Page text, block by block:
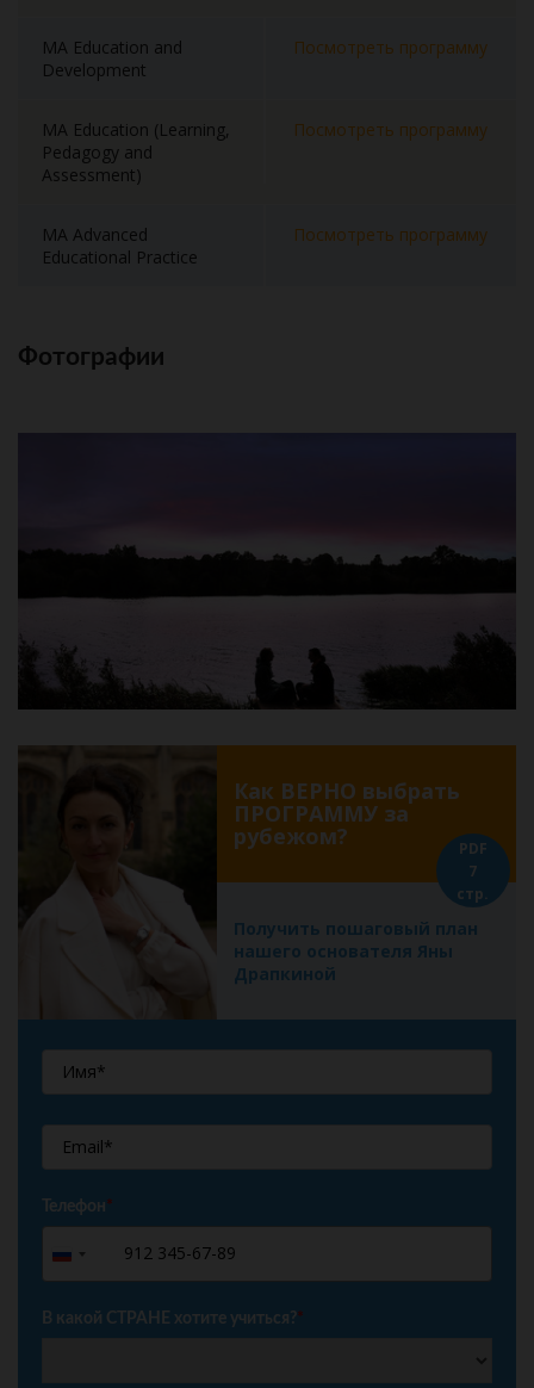
MA Education and
Development
Посмотреть программу
MA Education (Learning,
Pedagogy and
Assessment)
Посмотреть программу
MA Advanced
Educational Practice
Посмотреть программу
Фотографии
Как ВЕРНО выбрать
ПРОГРАММУ за
рубежом?
Получить пошаговый план
нашего основателя Яны
Драпкиной
PDF
7
стр.
Телефон*
Russia
+7
В какой СТРАНЕ хотите учиться?*